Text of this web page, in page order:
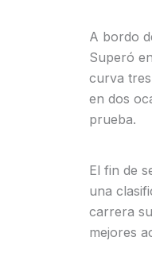
A bordo
Superó
curva
en dos
prueba.
El fin de
una
carrera
mejores